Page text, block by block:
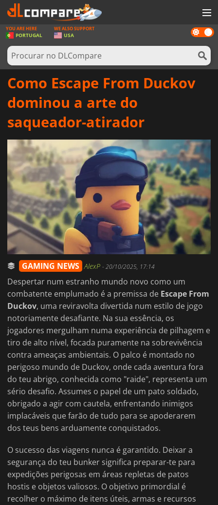
JOGOS
GAME CARDS
SOFTWARE
NOTÍCIAS
ENTRAR OU REGISTAR
Dark
mode
YOU ARE HERE
PORTUGAL
WE ALSO SUPPORT
USA
Como Escape From Duckov
dominou a arte do
saqueador-atirador
GAMING NEWS AlexP -20/10/2025, 17:14
Despertar num estranho mundo novo como um
combatente emplumado é a premissa de Escape From
Duckov, uma reviravolta divertida num estilo de jogo
notoriamente desafiante. Na sua essência, os
jogadores mergulham numa experiência de pilhagem e
tiro de alto nível, focada puramente na sobrevivência
contra ameaças ambientais. O palco é montado no
perigoso mundo de Duckov, onde cada aventura fora
do teu abrigo, conhecida como "raide", representa um
sério desafio. Assumes o papel de um pato soldado,
obrigado a agir com cautela, enfrentando inimigos
implacáveis que farão de tudo para se apoderarem
dos teus bens arduamente conquistados.
O sucesso das viagens nunca é garantido. Deixar a
segurança do teu bunker significa preparar-te para
expedições perigosas em áreas repletas de patos
hostis e objetos valiosos. O objetivo primordial é
recolher o máximo de itens úteis, armas e recursos